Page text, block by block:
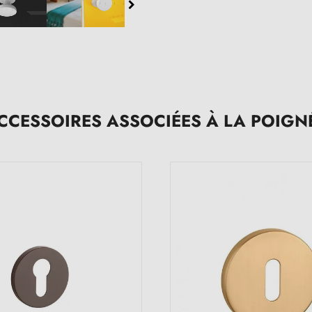
ASSOCIÉES À LA